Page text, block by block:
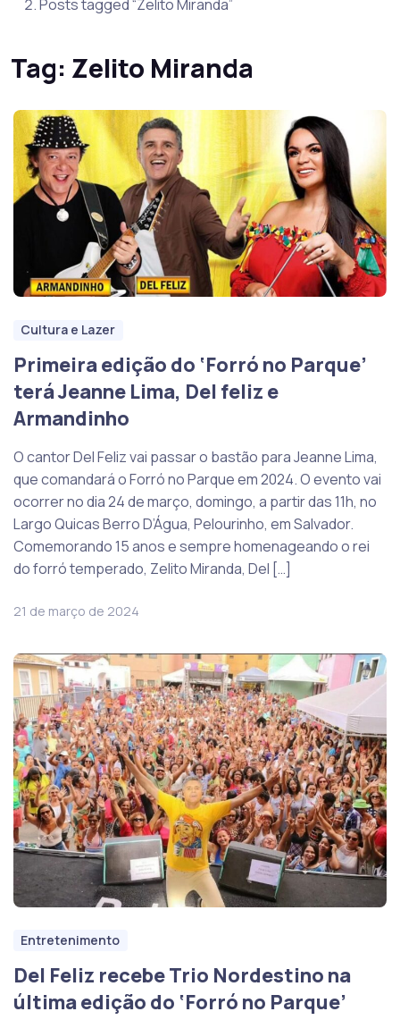
Posts tagged “Zelito Miranda”
Tag: Zelito Miranda
Cultura e Lazer
Primeira edição do ‘Forró no Parque’
terá Jeanne Lima, Del feliz e
Armandinho
O cantor Del Feliz vai passar o bastão para Jeanne Lima,
que comandará o Forró no Parque em 2024. O evento vai
ocorrer no dia 24 de março, domingo, a partir das 11h, no
Largo Quicas Berro D’Água, Pelourinho, em Salvador.
Comemorando 15 anos e sempre homenageando o rei
do forró temperado, Zelito Miranda, Del […]
21 de março de 2024
Entretenimento
Del Feliz recebe Trio Nordestino na
última edição do ‘Forró no Parque’